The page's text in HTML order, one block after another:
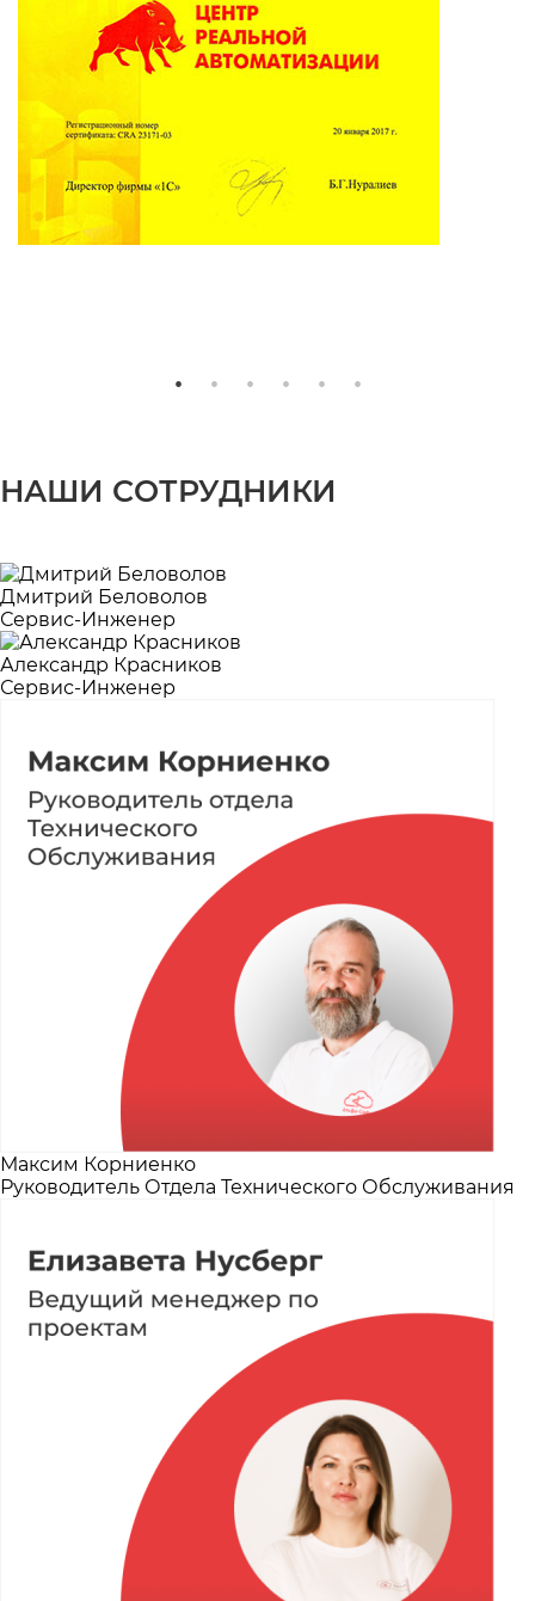
НАШИ СОТРУДНИКИ
Дмитрий Беловолов
Сервис-Инженер
Александр Красников
Сервис-Инженер
Максим Корниенко
Руководитель Отдела Технического Обслуживания